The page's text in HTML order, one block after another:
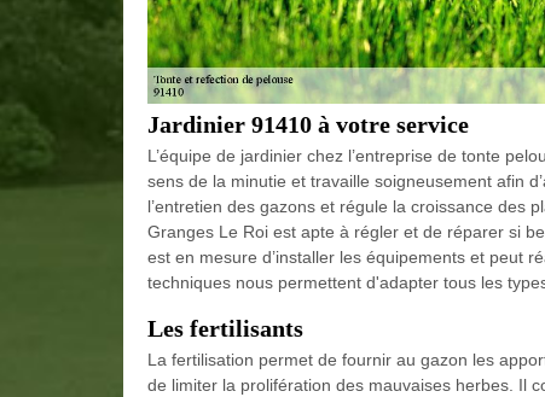
Jardinier 91410 à votre service
L’équipe de jardinier chez l’entreprise de tonte
sens de la minutie et travaille soigneusement afin
l’entretien des gazons et régule la croissance des
Granges Le Roi est apte à régler et de réparer si
est en mesure d’installer les équipements et peut
techniques nous permettent d'adapter tous les
Les fertilisants
La fertilisation permet de fournir au gazon les
de limiter la prolifération des mauvaises herbes. Il